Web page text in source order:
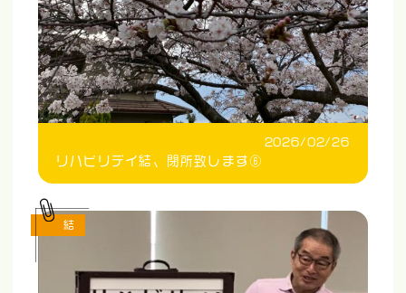
2026/02/26
リハビリデイ結、閉所致します⑥
結